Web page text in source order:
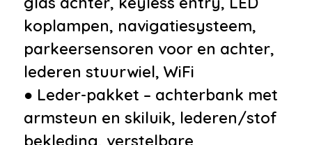
verstelbaar
•Sport-Comfort Stoelen
•Voorstoelen verwarmd
• Zwarte hemelbekleding
•12Volt aansluiting
•Achterbank in delen
koplampen, navigatiesysteem,
parkeersensoren voor en achter,
lederen stuurwiel, WiFi
● Leder-pakket – achterbank met
armsteun en skiluik, lederen/stof
bekleding, verstelbare